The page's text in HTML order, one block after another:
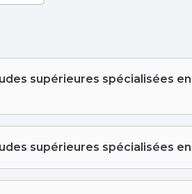
supérieures spécialisées
supérieures spécialisées